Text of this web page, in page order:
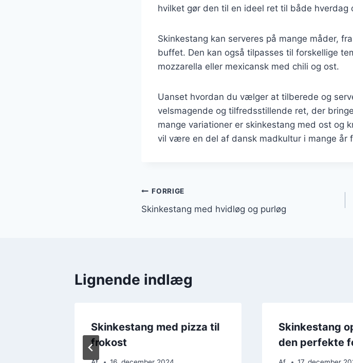
hvilket gør den til en ideel ret til både hverdag
Skinkestang kan serveres på mange måder,
buffet. Den kan også tilpasses til forskellige
mozzarella eller mexicansk med chili og ost.
Uanset hvordan du vælger at tilberede og
velsmagende og tilfredsstillende ret, der
mange variationer er skinkestang med ost og
vil være en del af dansk madkultur i mange år
Indlægsnavigation
FORRIGE
Skinkestang med hvidløg og purløg
Lignende indlæg
Skinkestang med pizza til
frokost
Skinkestang
den perfekte